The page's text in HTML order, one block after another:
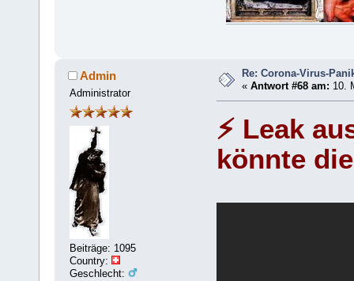
Admin
Administrator
Beiträge: 1095
Country:
Geschlecht:
Re: Corona-Virus-
«Antwort #68 am: 10.
⚡ Leak
könnte